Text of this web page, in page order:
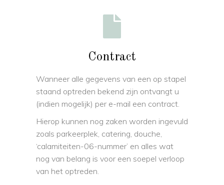
Contract
Wanneer alle gegevens van een op stapel
staand optreden bekend zijn ontvangt u
(indien mogelijk) per e-mail een contract.
Hierop kunnen nog zaken worden ingevuld
zoals parkeerplek, catering, douche,
‘calamiteiten-06-nummer’ en alles wat
nog van belang is voor een soepel verloop
van het optreden.